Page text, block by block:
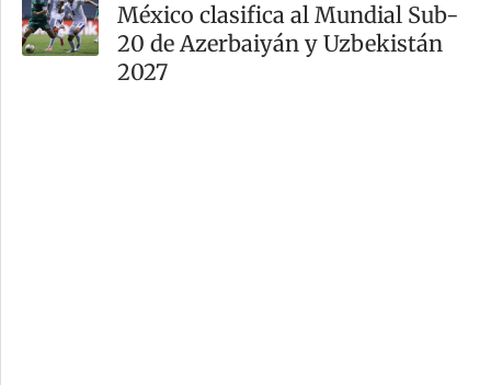
México clasifica al Mundial Sub-
20 de Azerbaiyán y Uzbekistán
2027